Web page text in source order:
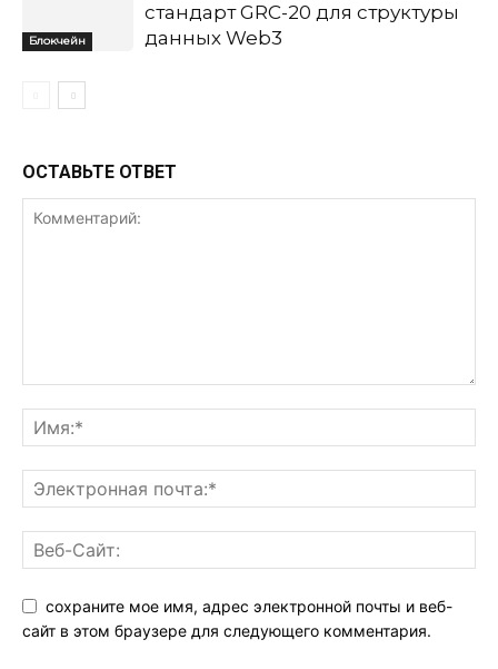
Блокчейн
стандарт GRC-20 для структуры
данных Web3
ОСТАВЬТЕ ОТВЕТ
сохраните мое имя, адрес электронной почты и веб-
сайт в этом браузере для следующего комментария.